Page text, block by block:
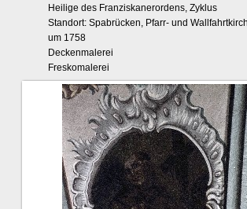
Heilige des Franziskanerordens, Zyklus
Standort: Spabrücken, Pfarr- und
um 1758
Deckenmalerei
Freskomalerei